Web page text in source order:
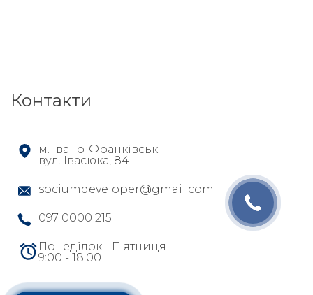
Контакти
м. Івано-Франківськ
вул. Івасюка, 84
sociumdeveloper@gmail.com
097 0000 215
Понеділок - П'ятниця
9:00 - 18:00